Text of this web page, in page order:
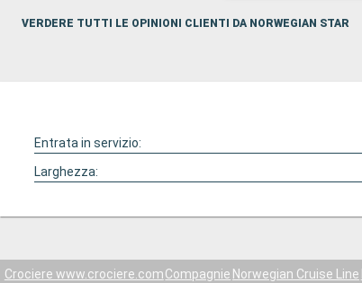
VERDERE TUTTI LE OPINIONI CLIENTI DA NORWEGIAN STAR
Entrata in servizio:
Larghezza:
Crociere www.crociere.comCompagnie Norwegian Cruise Line